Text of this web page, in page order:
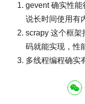
gevent 确实性
说长时间使用有
scrapy 这个框架
码就能实现，性
多线程编程确实